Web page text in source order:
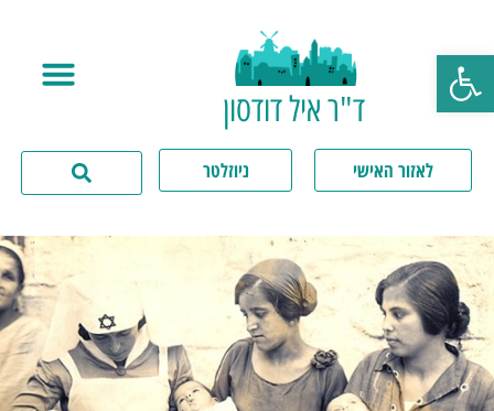
פתח סרגל נגישות
ד"ר איל דודסון
לאזור האישי ניוזלטר